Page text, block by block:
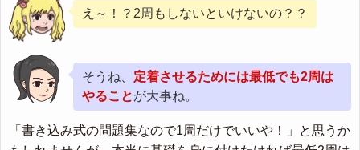
え～！？2周もしないといけないの？？
そうね、 定着させるためには最低でも2周は
やることが大事ね。
「書き込み式の問題集なので1周だけでいいや！」と思うか